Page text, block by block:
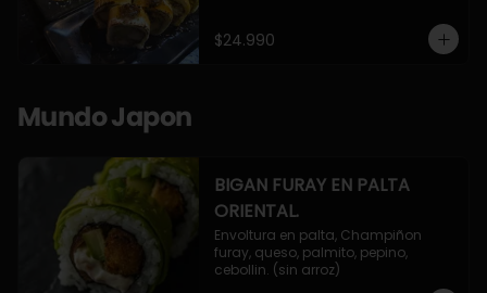
palta, cubierto con topping de
chimichurri de la casa flambeado.
$24.990
Mundo Japon
BIGAN FURAY EN PALTA
ORIENTAL.
Envoltura en palta, Champiñon
furay, queso, palmito, pepino,
cebollin. (sin arroz)